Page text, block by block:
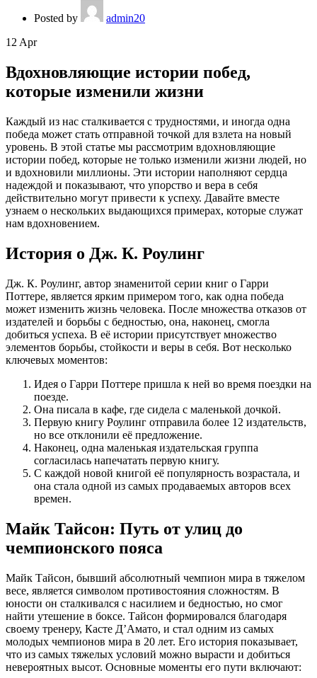
Posted by
admin20
12 Apr
Вдохновляющие истории побед,
которые изменили жизни
Каждый из нас сталкивается с трудностями, и иногда одна
победа может стать отправной точкой для взлета на новый
уровень. В этой статье мы рассмотрим вдохновляющие
истории побед, которые не только изменили жизни людей, но
и вдохновили миллионы. Эти истории наполняют сердца
надеждой и показывают, что упорство и вера в себя
действительно могут привести к успеху. Давайте вместе
узнаем о нескольких выдающихся примерах, которые служат
нам вдохновением.
История о Дж. К. Роулинг
Дж. К. Роулинг, автор знаменитой серии книг о Гарри
Поттере, является ярким примером того, как одна победа
может изменить жизнь человека. После множества отказов от
издателей и борьбы с бедностью, она, наконец, смогла
добиться успеха. В её истории присутствует множество
элементов борьбы, стойкости и веры в себя. Вот несколько
ключевых моментов:
Идея о Гарри Поттере пришла к ней во время поездки на
поезде.
Она писала в кафе, где сидела с маленькой дочкой.
Первую книгу Роулинг отправила более 12 издательств,
но все отклонили её предложение.
Наконец, одна маленькая издательская группа
согласилась напечатать первую книгу.
С каждой новой книгой её популярность возрастала, и
она стала одной из самых продаваемых авторов всех
времен.
Майк Тайсон: Путь от улиц до
чемпионского пояса
Майк Тайсон, бывший абсолютный чемпион мира в тяжелом
весе, является символом противостояния сложностям. В
юности он сталкивался с насилием и бедностью, но смог
найти утешение в боксе. Тайсон формировался благодаря
своему тренеру, Касте Д’Амато, и стал одним из самых
молодых чемпионов мира в 20 лет. Его история показывает,
что из самых тяжелых условий можно вырасти и добиться
невероятных высот. Основные моменты его пути включают: